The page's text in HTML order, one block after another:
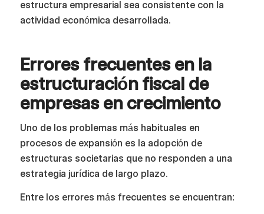
estructura empresarial sea consistente con la
actividad económica desarrollada.
Errores frecuentes en la
estructuración fiscal de
empresas en crecimiento
Uno de los problemas más habituales en
procesos de expansión es la adopción de
estructuras societarias que no responden a una
estrategia jurídica de largo plazo.
Entre los errores más frecuentes se encuentran: